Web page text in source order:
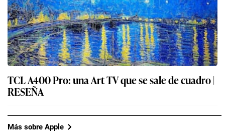
TCL A400 Pro: una Art TV que se sale de cuadro |
RESEÑA
Más sobre Apple